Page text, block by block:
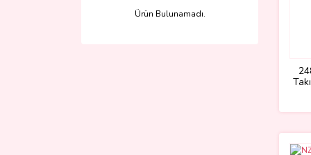
Ürün Bulunamadı.